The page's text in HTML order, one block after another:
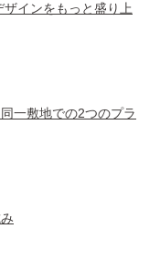
インをもっと盛り上
一敷地での2つのプラ